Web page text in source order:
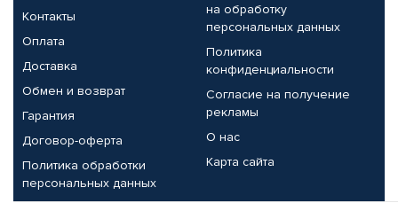
Контакты
Оплата
Доставка
Обмен и возврат
Гарантия
Договор-оферта
Политика обработки
персональных данных
на обработку
персональных данных
Политика
конфиденциальности
Согласие на получение
рекламы
О нас
Карта сайта